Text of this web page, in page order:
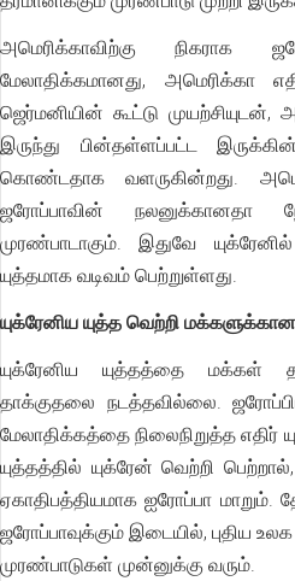
அமெரிக்காவிற்கு நிகராக
மேலாதிக்கமானது, அமெரிக்கா
ஜெர்மனியின் கூட்டு
இருந்து பின்தள்ளப்பட்ட
கொண்டதாக வளருகின்றது.
ஜரோப்பாவின் நலனுக்கானதா
முரண்பாடாகும். இதுவே
யுத்தமாக வடிவம் பெற்றுள்ளது.
யுக்ரேனிய யுத்த வெற்றி
யுக்ரேனிய யுத்தத்தை மக்கள்
தாக்குதலை நடத்தவில்லை.
மேலாதிக்கத்தை நிலைநிறுத்த எதிர்
யுத்தத்தில் யுக்ரேன் வெற்றி
ஏகாதிபத்தியமாக ஐரோப்பா மாறும்.
ஜரோப்பாவுக்கும் இடையில், புதிய
முரண்பாடுகள் முன்னுக்கு வரும்.